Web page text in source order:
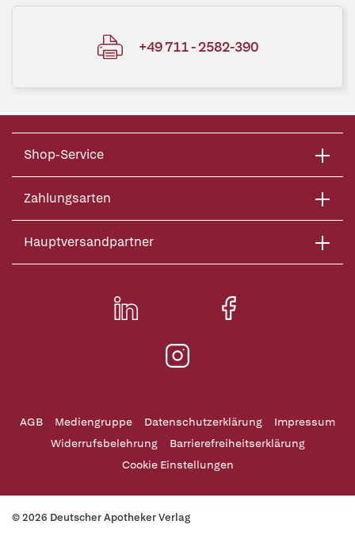
+49 711 - 2582-390
Shop-Service
Zahlungsarten
Hauptversandpartner
AGB Mediengruppe Datenschutzerklärung
Impressum
Widerrufsbelehrung
Barrierefreiheitserklärung
Cookie Einstellungen
© 2026 Deutscher Apotheker Verlag